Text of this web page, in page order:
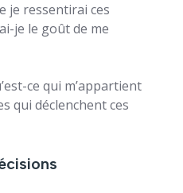
je ressentirai ces
je le goût de me
ce qui m’appartient
qui déclenchent ces